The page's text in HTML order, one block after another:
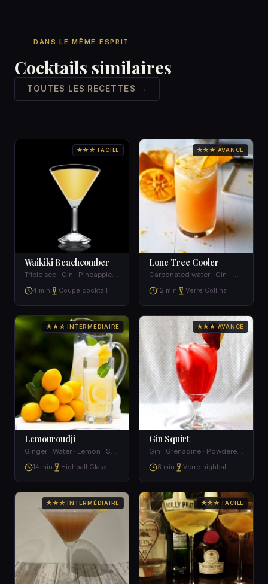
DANS LE MÊME ESPRIT
Cocktails similaires
TOUTES LES RECETTES →
★☆☆ FACILE
Waikiki Beachcomber
Triple sec · Gin · Pineapple juice
4 min
Coupe cocktail
★★★ AVANCÉ
Lone Tree Cooler
Carbonated water · Gin · Dry Vermouth · Powdered sugar
12 min
Verre Collins
★★☆ INTERMÉDIAIRE
Lemouroudji
Ginger · Water · Lemon · Sugar
14 min
Highball Glass
★★★ AVANCÉ
Gin Squirt
Gin · Grenadine · Powdered sugar · Pineapple
8 min
Verre highball
★★☆ INTERMÉDIAIRE ★☆☆ FACILE